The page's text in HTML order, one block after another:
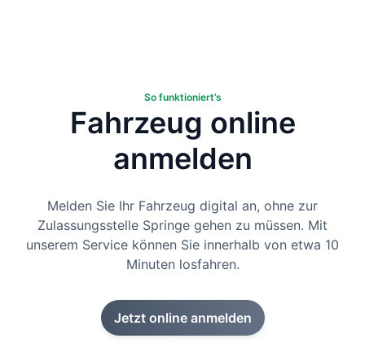
So funktioniert’s
Fahrzeug online
anmelden
Melden Sie Ihr Fahrzeug digital an, ohne zur
Zulassungsstelle Springe gehen zu müssen. Mit
unserem Service können Sie innerhalb von etwa 10
Minuten losfahren.
Jetzt online anmelden